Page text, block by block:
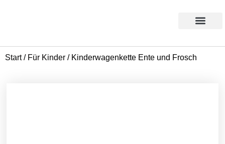
Start/ Für Kinder / Kinderwagenkette Ente und Frosch